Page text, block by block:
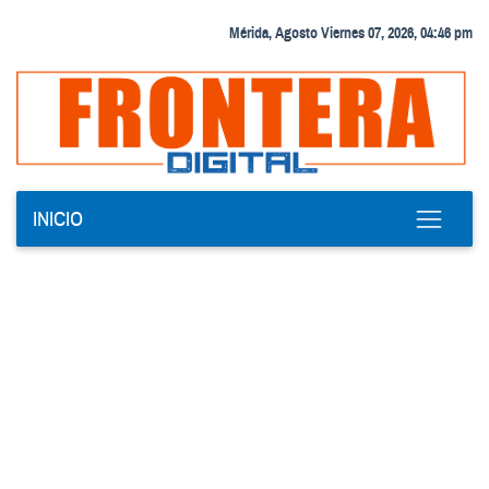
Mérida, Agosto Viernes 07, 2026, 04:46 pm
INICIO